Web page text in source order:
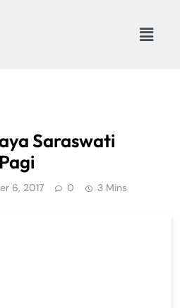
Saraswati
6, 2017 0 3 Mins